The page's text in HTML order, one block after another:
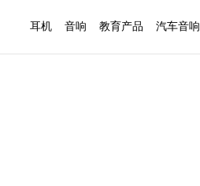
耳机 音响 教育产品 汽车音响